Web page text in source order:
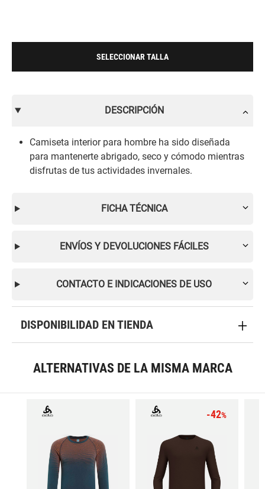
SELECCIONAR TALLA
DESCRIPCIÓN
Camiseta interior para hombre ha sido diseñada
para mantenerte abrigado, seco y cómodo mientras
disfrutas de tus actividades invernales.
FICHA TÉCNICA
ENVÍOS Y DEVOLUCIONES FÁCILES
CONTACTO E INDICACIONES DE USO
DISPONIBILIDAD EN TIENDA
ALTERNATIVAS DE LA MISMA MARCA
-42%